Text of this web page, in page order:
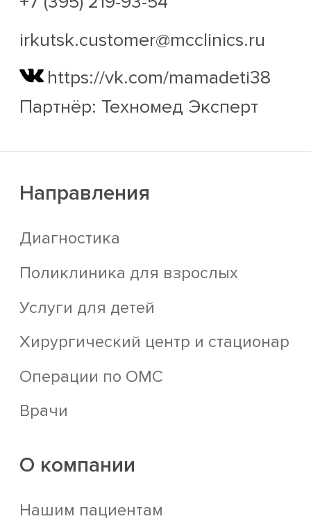
Направления
Диагностика
Поликлиника для взрослых
Услуги для детей
Хирургический центр и стационар
Операции по ОМС
Врачи
О компании
Нашим пациентам
irkutsk.customer@mcclinics.ru
https://vk.com/mamadeti38
Партнёр: Техномед Эксперт